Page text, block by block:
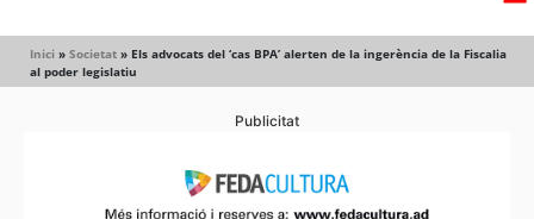
Inici » Societat » Els advocats del ‘cas BPA’ alerten de la ingerència de la Fiscalia
al poder legislatiu
Publicitat